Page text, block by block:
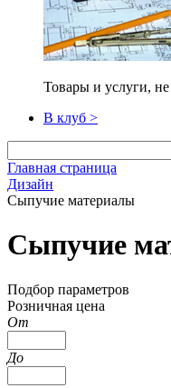
Товары и услуги,
В клуб >
Главная страница
Дизайн
Сыпучие материалы
Сыпучие
Подбор параметров
Розничная цена
От
До